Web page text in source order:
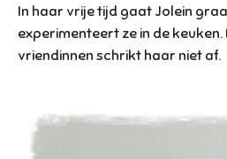
In haar vrije tijd gaat Jolein
experimenteert ze in de
vriendinnen schrikt haar niet af.